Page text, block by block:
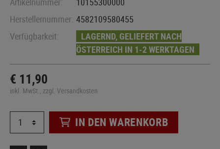
Herstellernummer: 4582109580455
Verfügbarkeit:
LAGERND, GELIEFERT NACH
ÖSTERREICH IN 1-2 WERKTAGEN
€ 11,90
inkl. MwSt., zzgl. Versandkosten
IN DEN WARENKORB